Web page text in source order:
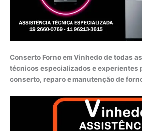
Conserto Forno em Vinhedo de todas
técnicos especializados e experientes
conserto, reparo e manutenção de